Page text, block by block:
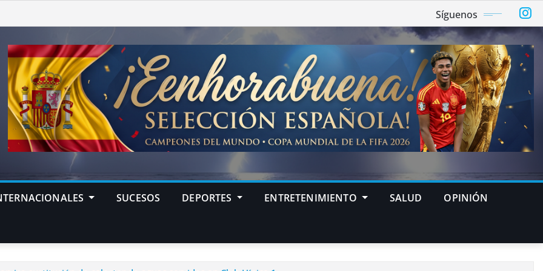
Síguenos
SUCESOS DEPORTES ENTRETENIMIENTO SALUD OPINIÓN